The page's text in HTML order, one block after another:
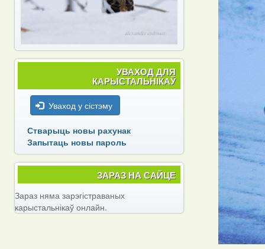
УВАХОД ДЛЯ
КАРЫСТАЛЬНІКАЎ
Уваход у сістэму
Стварыць новы рахунак
Запытаць новы пароль
ЗАРАЗ НА САЙЦЕ
Зараз няма зарэгістраваных
карыстальнікаў онлайн.